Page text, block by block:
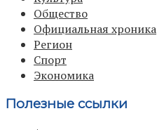
Общество
Официальная хроника
Регион
Спорт
Экономика
Полезные ссылки